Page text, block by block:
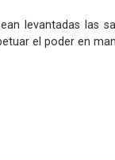
levantadas las
el poder en